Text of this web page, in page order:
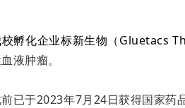
孵化企业标新生物（Gluetacs
液肿瘤。
已于2023年7月24日获得国家药